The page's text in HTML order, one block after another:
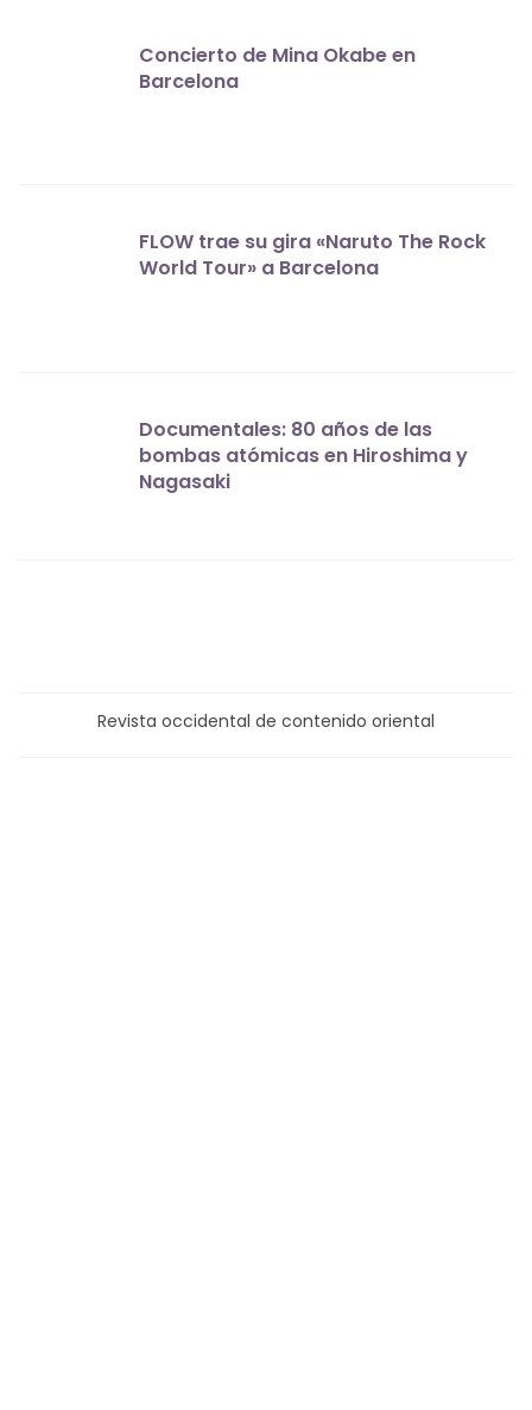
Concierto de Mina Okabe en
Barcelona
FLOW trae su gira «Naruto The Rock
World Tour» a Barcelona
Documentales: 80 años de las
bombas atómicas en Hiroshima y
Nagasaki
Revista occidental de contenido oriental